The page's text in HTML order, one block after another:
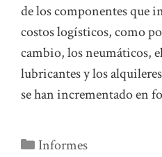
de los componentes que
costos logísticos, como
cambio, los neumáticos,
lubricantes y los
se han incrementado en
Categorías
Informes